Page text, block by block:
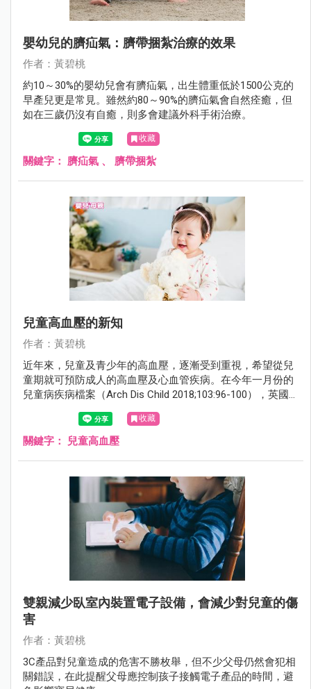
嬰幼兒的臍疝氣：臍帶捆紮治療的效果
作者：黃碧桃
約10～30%的嬰幼兒會有臍疝氣，出生體重低於1500公克的
早產兒更是常見。雖然約80～90%的臍疝氣會自然痊癒，但
如在三歲仍沒有自癒，則多會建議外科手術治療。
收藏
關鍵字： 臍疝氣 、 臍帶捆紮
兒童高血壓的新知
作者：黃碧桃
近年來，兒童及青少年的高血壓，逐漸受到重視，希望從兒
童期就可預防成人的高血壓及心血管疾病。在今年一月份的
兒童病疾病檔案（Arch Dis Child 2018;103:96-100），英國
倫敦大奧蒙德街兒童醫院（Great Ormond Street Hospital
for Children）的拉傑（Laljr R）醫師，撰寫了兒童高血壓的
新知。
收藏
關鍵字： 兒童高血壓
雙親減少臥室內裝置電子設備，會減少對兒童的傷
害
作者：黃碧桃
3C產品對兒童造成的危害不勝枚舉，但不少父母仍然會犯相
關錯誤，在此提醒父母應控制孩子接觸電子產品的時間，避